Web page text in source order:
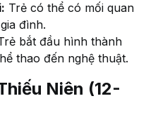
Trẻ có thể có mối quan
đình.
bắt đầu hình thành
thao đến nghệ thuật.
Niên (12-